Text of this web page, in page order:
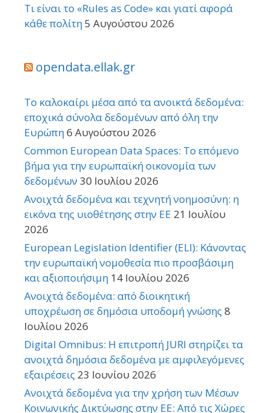
Τι είναι το «Rules as Code» και γιατί αφορά
κάθε πολίτη5 Αυγούστου 2026
opendata.ellak.gr
Το καλοκαίρι μέσα από τα ανοικτά δεδομένα:
εποχικά σύνολα δεδομένων από όλη την
Ευρώπη6 Αυγούστου 2026
Common European Data Spaces: Το επόμενο
βήμα για την ευρωπαϊκή οικονομία των
δεδομένων 30 Ιουλίου 2026
Ανοιχτά δεδομένα και τεχνητή νοημοσύνη: η
εικόνα της υιοθέτησης στην ΕΕ 21 Ιουλίου
2026
European Legislation Identifier (ELI): Κάνοντας
την ευρωπαϊκή νομοθεσία πιο προσβάσιμη
και αξιοποιήσιμη 14 Ιουλίου 2026
Ανοιχτά δεδομένα: από διοικητική
υποχρέωση σε δημόσια υποδομή γνώσης 8
Ιουλίου 2026
Digital Omnibus: Η επιτροπή JURI στηρίζει τα
ανοιχτά δημόσια δεδομένα με αμφιλεγόμενες
εξαιρέσεις 23 Ιουνίου 2026
Ανοιχτά δεδομένα για την χρήση των Μέσων
Κοινωνικής Δικτύωσης στην ΕΕ: Από τις Χώρες